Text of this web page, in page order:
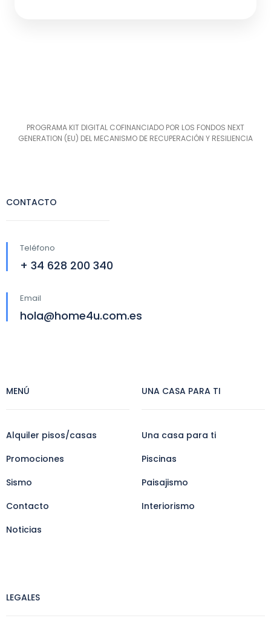
PROGRAMA KIT DIGITAL COFINANCIADO POR LOS FONDOS NEXT
GENERATION (EU) DEL MECANISMO DE RECUPERACIÓN Y RESILIENCIA
CONTACTO
Teléfono
+ 34 628 200 340
Email
hola@home4u.com.es
MENÚ
Alquiler pisos/casas
Promociones
Sismo
Contacto
Noticias
UNA CASA PARA TI
Una casa para ti
Piscinas
Paisajismo
Interiorismo
LEGALES